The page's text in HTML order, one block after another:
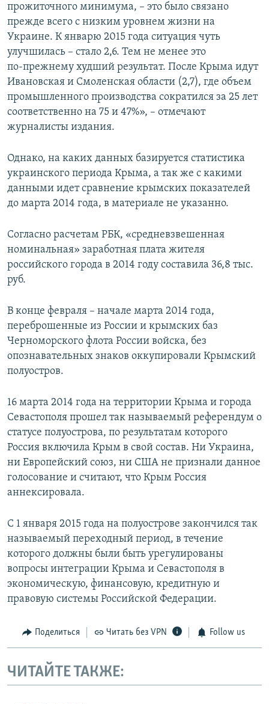
прожиточного минимума, – это было связано
прежде всего с низким уровнем жизни на
Украине. К январю 2015 года ситуация чуть
улучшилась – стало 2,6. Тем не менее это
по‑прежнему худший результат. После Крыма идут
Ивановская и Смоленская области (2,7), где объем
промышленного производства сократился за 25 лет
соответственно на 75 и 47%», – отмечают
журналисты издания.
Однако, на каких данных базируется статистика
украинского периода Крыма, а так же с какими
данными идет сравнение крымских показателей
до марта 2014 года, в материале не указанно.
Согласно расчетам РБК, «средневзвешенная
номинальная» заработная плата жителя
российского города в 2014 году составила 36,8 тыс.
руб.
В конце февраля – начале марта 2014 года,
переброшенные из России и крымских баз
Черноморского флота России войска, без
опознавательных знаков оккупировали Крымский
полуостров.
16 марта 2014 года на территории Крыма и города
Севастополя прошел так называемый референдум о
статусе полуострова, по результатам которого
Россия включила Крым в свой состав. Ни Украина,
ни Европейский союз, ни США не признали данное
голосование и считают, что Крым Россия
аннексировала.
С 1 января 2015 года на полуострове закончился так
называемый переходный период, в течение
которого должны были быть урегулированы
вопросы интеграции Крыма и Севастополя в
экономическую, финансовую, кредитную и
правовую системы Российской Федерации.
Поделиться Читать без VPN Follow us
ЧИТАЙТЕ ТАКЖЕ: